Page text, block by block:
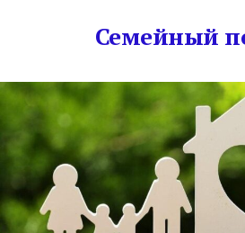
Семейный